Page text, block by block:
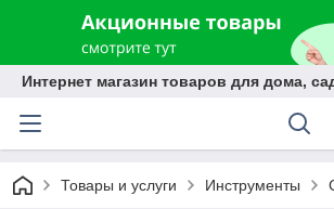
Интернет магазин товаров для дома,
Товары и услуги Инструменты